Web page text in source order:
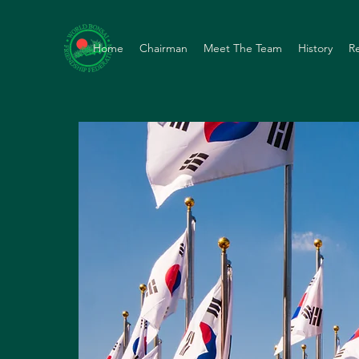
Home Chairman Meet The Team History